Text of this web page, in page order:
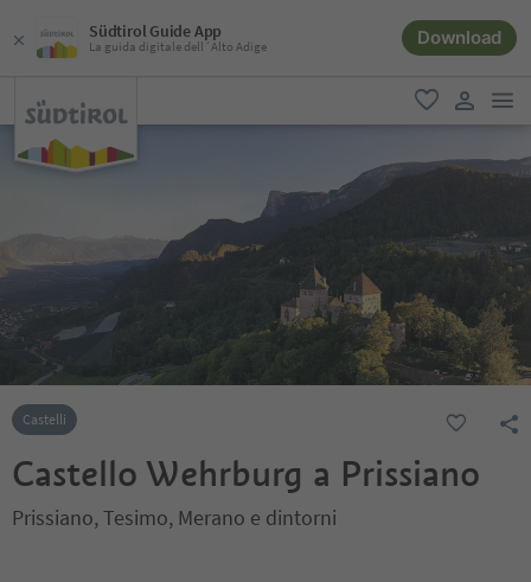
Südtirol Guide App
La guida digitale dell´Alto Adige Download
favoriti
user link
Castelli
Castello Wehrburg a Prissiano
Prissiano, Tesimo, Merano e dintorni